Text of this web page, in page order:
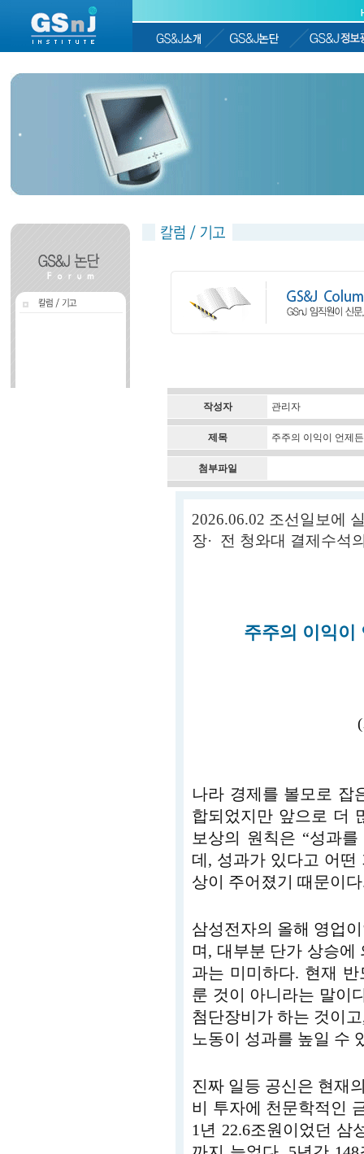
작성자 관리자
제목 주주의 이익이 언제
첨부파일
2026.06.02 조선일보에
장· 전 청와대 결제수석
주주의 이익이
나라 경제를 볼모로 잡
합되었지만 앞으로 더
보상의 원칙은 “성과
데, 성과가 있다고 어
상이 주어졌기 때문이
삼성전자의 올해 영업
며, 대부분 단가 상승에
과는 미미하다. 현재
룬 것이 아니라는 말이
첨단장비가 하는 것이
노동이 성과를 높일 수
진짜 일등 공신은 현재
비 투자에 천문학적인
1년 22.6조원이었던 삼